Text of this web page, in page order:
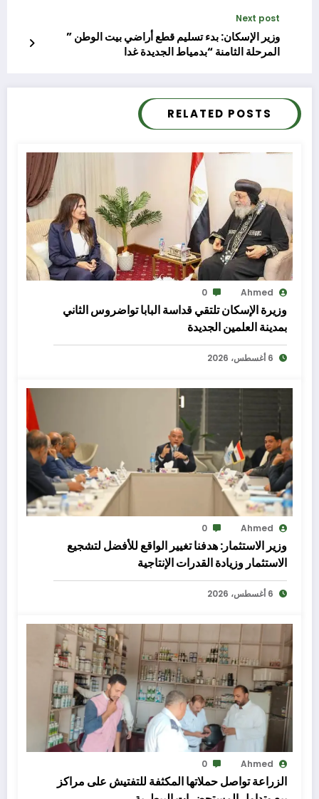
Next post
وزير الإسكان: بدء تسليم قطع أراضي بيت الوطن ”
المرحلة الثامنة “بدمياط الجديدة غدا
RELATED POSTS
Ahmed
0
وزيرة الإسكان تلتقي قداسة البابا تواضروس الثاني
بمدينة العلمين الجديدة
6 أغسطس، 2026
Ahmed
0
وزير الاستثمار: هدفنا تغيير الواقع للأفضل لتشجيع
الاستثمار وزيادة القدرات الإنتاجية
6 أغسطس، 2026
Ahmed
0
الزراعة تواصل حملاتها المكثفة للتفتيش على مراكز